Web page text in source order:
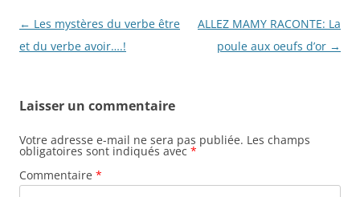
Navigation
des
← Les mystères du verbe être
et du verbe avoir….!
ALLEZ MAMY RACONTE: La
poule aux oeufs d’or →
Laisser un commentaire
Votre adresse e-mail ne sera pas publiée. Les champs
obligatoires sont indiqués avec *
Commentaire *